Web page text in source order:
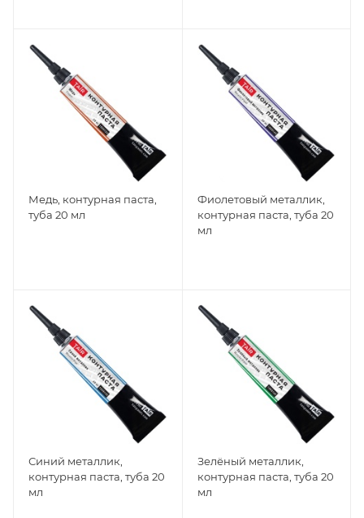
Медь, контурная паста,
туба 20 мл
Фиолетовый металлик,
контурная паста, туба 20
мл
Синий металлик,
контурная паста, туба 20
мл
Зелёный металлик,
контурная паста, туба 20
мл